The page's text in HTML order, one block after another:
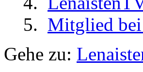
Mitglied bei
Gehe zu: